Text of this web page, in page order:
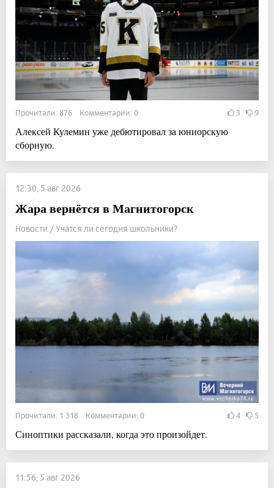
Прочитали: 876 Комментарии: 0 3 9
Алексей Кулемин уже дебютировал за юниорскую
сборную.
12:30, 5 авг 2026
Жара вернётся в Магнитогорск
Новости / Учатся ли сегодня школьники?
Прочитали: 1 318 Комментарии: 0 4 5
Синоптики рассказали, когда это произойдет.
11:56, 5 авг 2026